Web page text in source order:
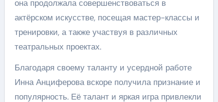
она продолжала совершенствоваться в
актёрском искусстве, посещая мастер-классы и
тренировки, а также участвуя в различных
театральных проектах.
Благодаря своему таланту и усердной работе
Инна Анциферова вскоре получила признание и
популярность. Её талант и яркая игра привлекли